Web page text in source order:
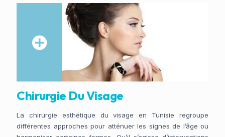
Chirurgie Du Visage
La chirurgie esthétique du visage en Tunisie regroupe
différentes approches pour atténuer les signes de l’âge ou